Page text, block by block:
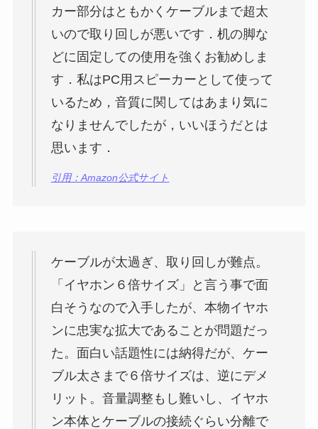
カー部分はともかくケーブルまで超太
いので取り回しが悪いです．机の脚な
どに固定しての使用を強くお勧めしま
す．私はPC用スピーカーとして使って
いるため，音質に関してはあまり気に
なりませんでしたが，いいほうだとは
思います．
引用：Amazon公式サイト
ケーブルが太過ぎ、取り回しが難点。
「イヤホン６倍サイズ」と言う事で面
白そうなので入手したが、本物イヤホ
ンに忠実な拡大であることが問題だっ
た。面白い話題性には納得だが、ケー
ブル太さまで６倍サイズは、逆にデメ
リット。音量調整もし難いし、イヤホ
ン本体とケーブルの接続ぐらい分離で